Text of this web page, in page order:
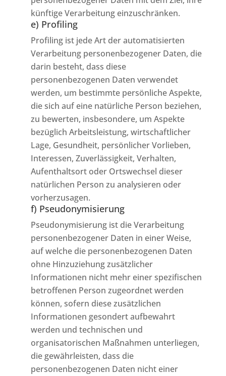
künftige Verarbeitung einzuschränken.
e) Profiling
Profiling ist jede Art der automatisierten
Verarbeitung personenbezogener Daten, die
darin besteht, dass diese
personenbezogenen Daten verwendet
werden, um bestimmte persönliche Aspekte,
die sich auf eine natürliche Person beziehen,
zu bewerten, insbesondere, um Aspekte
bezüglich Arbeitsleistung, wirtschaftlicher
Lage, Gesundheit, persönlicher Vorlieben,
Interessen, Zuverlässigkeit, Verhalten,
Aufenthaltsort oder Ortswechsel dieser
natürlichen Person zu analysieren oder
vorherzusagen.
f) Pseudonymisierung
Pseudonymisierung ist die Verarbeitung
personenbezogener Daten in einer Weise,
auf welche die personenbezogenen Daten
ohne Hinzuziehung zusätzlicher
Informationen nicht mehr einer spezifischen
betroffenen Person zugeordnet werden
können, sofern diese zusätzlichen
Informationen gesondert aufbewahrt
werden und technischen und
organisatorischen Maßnahmen unterliegen,
die gewährleisten, dass die
personenbezogenen Daten nicht einer